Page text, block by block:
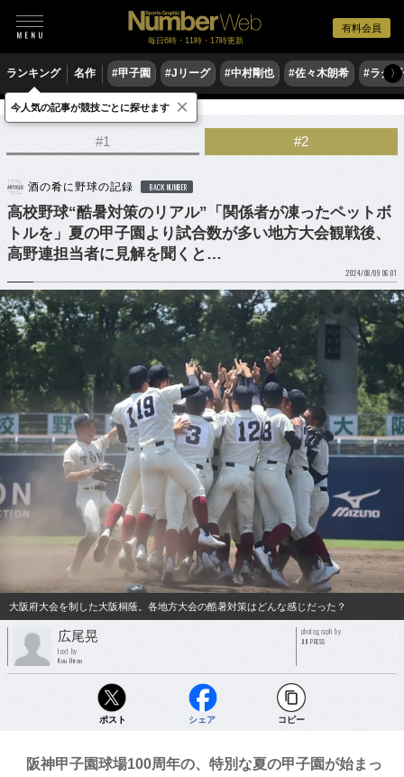
有料会員
毎日6時・11時・17時更新
ランキング 名作 #甲子園 #Jリーグ #中村剛也 #佐々木朗希 #ラグ〉
野球 高校野球
#1 #2
酒の肴に野球の記録 BACK NUMBER
高校野球“酷暑対策のリアル”「関係者が凍ったペットボ
トルを」夏の甲子園より試合数が多い地方大会観戦後、
高野連担当者に見解を聞くと…
2024/08/09 06:01
大阪府大会を制した大阪桐蔭。各地方大会の酷暑対策はどんな感じだった？
広尾晃
text by
Kou Hiroo
photograph by
JIJI PRESS
ポスト シェア コピー
阪神甲子園球場100周年の、特別な夏の甲子園が始まっ
今人気の記事が競技ごとに探せます ×